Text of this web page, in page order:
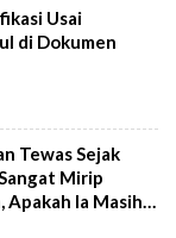
Usai
di Dokumen
Tewas Sejak
Mirip
Ia Masih